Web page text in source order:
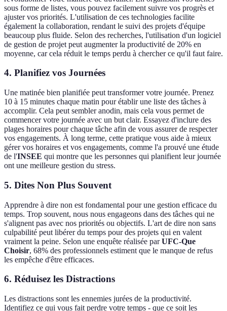
sous forme de listes, vous pouvez facilement suivre vos progrès et
ajuster vos priorités. L'utilisation de ces technologies facilite
également la collaboration, rendant le suivi des projets d'équipe
beaucoup plus fluide. Selon des recherches, l'utilisation d'un logiciel
de gestion de projet peut augmenter la productivité de 20% en
moyenne, car cela réduit le temps perdu à chercher ce qu'il faut faire.
4. Planifiez vos Journées
Une matinée bien planifiée peut transformer votre journée. Prenez
10 à 15 minutes chaque matin pour établir une liste des tâches à
accomplir. Cela peut sembler anodin, mais cela vous permet de
commencer votre journée avec un but clair. Essayez d'inclure des
plages horaires pour chaque tâche afin de vous assurer de respecter
vos engagements. À long terme, cette pratique vous aide à mieux
gérer vos horaires et vos engagements, comme l'a prouvé une étude
de l'INSEE qui montre que les personnes qui planifient leur journée
ont une meilleure gestion du stress.
5. Dites Non Plus Souvent
Apprendre à dire non est fondamental pour une gestion efficace du
temps. Trop souvent, nous nous engageons dans des tâches qui ne
s'alignent pas avec nos priorités ou objectifs. L'art de dire non sans
culpabilité peut libérer du temps pour des projets qui en valent
vraiment la peine. Selon une enquête réalisée parUFC-Que
Choisir, 68% des professionnels estiment que le manque de refus
les empêche d'être efficaces.
6. Réduisez les Distractions
Les distractions sont les ennemies jurées de la productivité.
Identifiez ce qui vous fait perdre votre temps - que ce soit les